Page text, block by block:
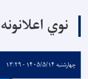
نوي اعلانونه
چهارشنبه ۱۴۰۵/۵/۱۴ - ۱۳:۲۹